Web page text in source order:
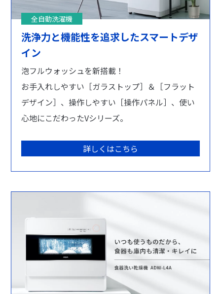
全自動洗濯機
洗浄力と機能性を追求したスマートデザ
イン
泡フルウォッシュを新搭載！
お手入れしやすい［ガラストップ］＆［フラット
デザイン］、操作しやすい［操作パネル］、使い
心地にこだわったVシリーズ。
詳しくはこちら